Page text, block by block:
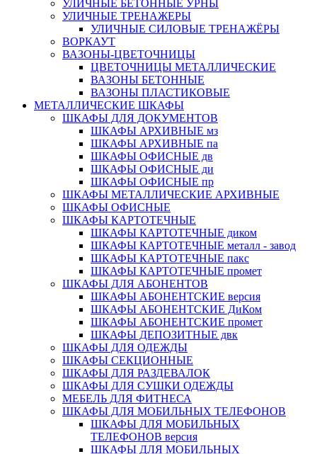
УЛИЧНЫЕ БЕТОННЫЕ УРНЫ
УЛИЧНЫЕ ТРЕНАЖЕРЫ
УЛИЧНЫЕ СИЛОВЫЕ ТРЕНАЖЁРЫ
ВОРКАУТ
ВАЗОНЫ-ЦВЕТОЧНИЦЫ
ЦВЕТОЧНИЦЫ МЕТАЛЛИЧЕСКИЕ
ВАЗОНЫ БЕТОННЫЕ
ВАЗОНЫ ПЛАСТИКОВЫЕ
МЕТАЛЛИЧЕСКИЕ ШКАФЫ
ШКАФЫ ДЛЯ ДОКУМЕНТОВ
ШКАФЫ АРХИВНЫЕ мз
ШКАФЫ АРХИВНЫЕ па
ШКАФЫ ОФИСНЫЕ дв
ШКАФЫ ОФИСНЫЕ ди
ШКАФЫ ОФИСНЫЕ пр
ШКАФЫ МЕТАЛЛИЧЕСКИЕ АРХИВНЫЕ
ШКАФЫ ОФИСНЫЕ
ШКАФЫ КАРТОТЕЧНЫЕ
ШКАФЫ КАРТОТЕЧНЫЕ диком
ШКАФЫ КАРТОТЕЧНЫЕ металл - завод
ШКАФЫ КАРТОТЕЧНЫЕ пакс
ШКАФЫ КАРТОТЕЧНЫЕ промет
ШКАФЫ ДЛЯ АБОНЕНТОВ
ШКАФЫ АБОНЕНТСКИЕ версия
ШКАФЫ АБОНЕНТСКИЕ ДиКом
ШКАФЫ АБОНЕНТСКИЕ промет
ШКАФЫ ДЕПОЗИТНЫЕ двк
ШКАФЫ ДЛЯ ОДЕЖДЫ
ШКАФЫ СЕКЦИОННЫЕ
ШКАФЫ ДЛЯ РАЗДЕВАЛОК
ШКАФЫ ДЛЯ СУШКИ ОДЕЖДЫ
МЕБЕЛЬ ДЛЯ ФИТНЕСА
ШКАФЫ ДЛЯ МОБИЛЬНЫХ ТЕЛЕФОНОВ
ШКАФЫ ДЛЯ МОБИЛЬНЫХ
ТЕЛЕФОНОВ версия
ШКАФЫ ДЛЯ МОБИЛЬНЫХ